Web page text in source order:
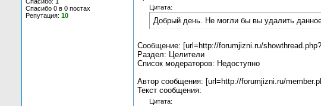
Спасибо 0 в 0 постах
Репутация: 10
Цитата:
Добрый день. Не могли бы вы удалить
Сообщение: [url=http://forumjizni.ru/
Раздел: Целители
Список модераторов: Недоступно
Автор сообщения: [url=http://forumjizni.ru/
Текст сообщения:
Цитата: